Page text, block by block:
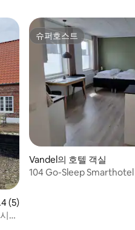
4.4점(5점 만점), 후기 5개
(5)
슈퍼호스트
슈퍼호스트
Vandel의 호텔 객실
104 Go-Sleep